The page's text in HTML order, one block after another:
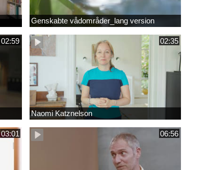
Genskabte vådområder_lang version
02:59 02:35
Naomi Katznelson
03:01 06:56